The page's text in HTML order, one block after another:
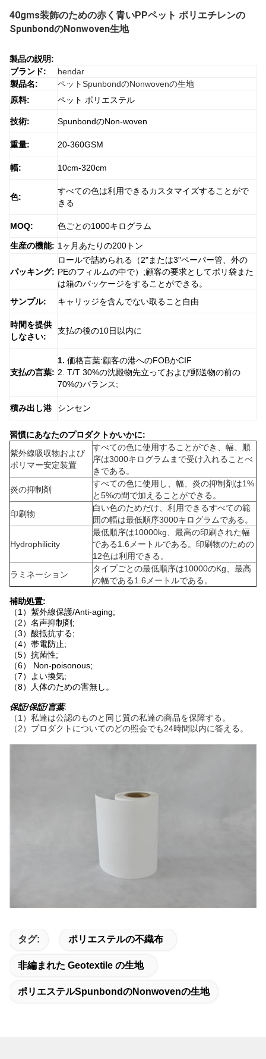
40gms装飾のための赤く青いPPペット ポリエチレンの
SpunbondのNonwoven生地
製品の説明:
ブランド:
hendar
製品名:
ペットSpunbondのNonwovenの生地
原料:
ペット ポリエステル
技術: SpunbondのNon-woven
重量: 20-360GSM
幅: 10cm-320cm
色:
すべての色は利用できるカスタマイズすることがで
きる
MOQ: 色ごとの1000キログラム
生産の機能: 1ヶ月あたりの200トン
パッキング:
ロールで詰められる（2"または3"ペーパー管、外の
PEのフィルムの中で）;顧客の要求としてポリ袋また
は箱のパッケージをすることができる。
サンプル:
キャリッジを含んでない取ること自由
時間を提供
しなさい:
支払の後の10日以内に
支払の言葉:
1. 価格言葉:顧客の港へのFOBかCIF
2. T/T 30%の沈殿物先立っておよび郵送物の前の
70%のバランス;
積み出し港 シンセン
習慣にあなたのプロダクトかいかに:
紫外線吸収物および
ポリマー安定装置
すべての色に使用することができ、幅、順
序は3000キログラムまで受け入れることべ
きである。
炎の抑制剤
すべての色に使用し、幅、炎の抑制剤は1%
と5%の間で加えることができる。
印刷物
白い色のためだけ、利用できるすべての範
囲の幅は最低順序3000キログラムである。
Hydrophilicity
最低順序は10000kg、最高の印刷された幅
である1.6メートルである。印刷物のための
12色は利用できる。
ラミネーション
タイプごとの最低順序は10000のKg、最高
の幅である1.6メートルである。
補助処置:
（1）紫外線保護/Anti-aging;
（2）名声抑制剤;
（3）酸抵抗する;
（4）帯電防止;
（5）抗菌性;
（6） Non-poisonous;
（7）よい換気;
（8）人体のための害無し。
保証/保証/言葉:
（1）私達は公認のものと同じ質の私達の商品を保障する。
（2）プロダクトについてのどの照会でも24時間以内に答える。
タグ: ポリエステルの不織布
非編まれた Geotextile の生地
ポリエステルspunbondのnonwovenの生地